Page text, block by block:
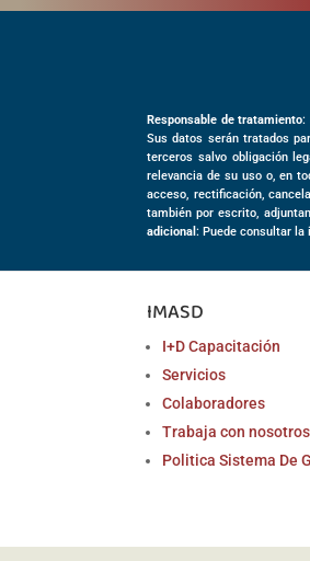
Responsable de tratamiento:
Sus datos serán tratados
terceros salvo obligación
relevancia de su uso o, en
acceso, rectificación,
también por escrito,
adicional: Puede consultar
IMASD
I+D Capacitación
Servicios
Colaboradores
Trabaja con nosotros
Politica Sistema De